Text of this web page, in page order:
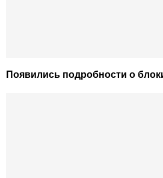
Появились подробности о